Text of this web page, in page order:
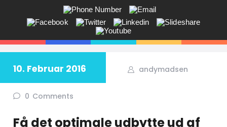
ANDY V.S. MADSEN:
KOMMUNIKATION, COACHING,
EVENTS, NETVÆRK,
Får du ikke sagt tingene på den rigtige måde? Savner du flere kunder
i butikken? Jeg hjælper dig!
10. Februar 2016 andymadsen
0 Comments
Få det optimale udbytte ud af